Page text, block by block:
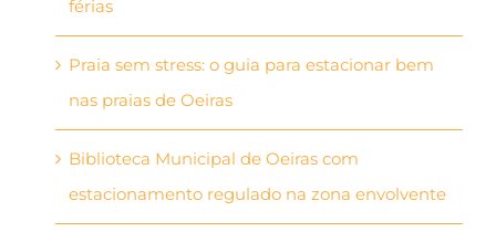
férias
Praia sem stress: o guia para estacionar bem
nas praias de Oeiras
Biblioteca Municipal de Oeiras com
estacionamento regulado na zona envolvente